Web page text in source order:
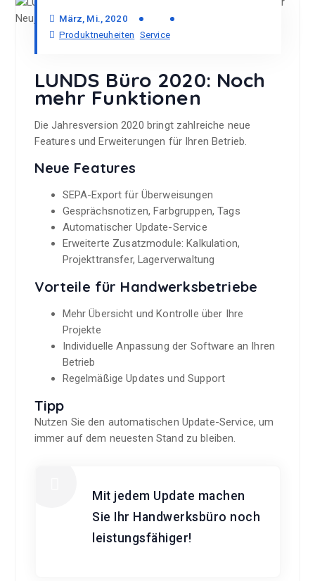
März, Mi., 2020
Produktneuheiten Service
LUNDS Büro 2020: Noch
mehr Funktionen
Die Jahresversion 2020 bringt zahlreiche neue
Features und Erweiterungen für Ihren Betrieb.
Neue Features
SEPA-Export für Überweisungen
Gesprächsnotizen, Farbgruppen, Tags
Automatischer Update-Service
Erweiterte Zusatzmodule: Kalkulation,
Projekttransfer, Lagerverwaltung
Vorteile für Handwerksbetriebe
Mehr Übersicht und Kontrolle über Ihre
Projekte
Individuelle Anpassung der Software an Ihren
Betrieb
Regelmäßige Updates und Support
Tipp
Nutzen Sie den automatischen Update-Service, um
immer auf dem neuesten Stand zu bleiben.
Mit jedem Update machen
Sie Ihr Handwerksbüro noch
leistungsfähiger!